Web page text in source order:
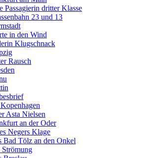
Passagierin dritter Klasse
23 und 13
in den Wind
Klugschnack
Rausch
Asta Nielsen
an der Oder
Negers Klage
Bad Tölz an den Onkel